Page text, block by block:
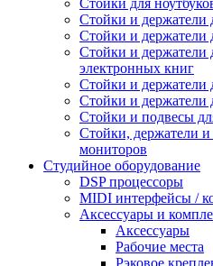
Стойки для
Стойки и держатели
Стойки и держатели
Стойки и держатели
электронных книг
Стойки и держатели
Стойки и держатели
Стойки и подвесы
Стойки, держатели
мониторов
Студийное оборудование
DSP процессоры
MIDI интерфейсы /
Аксессуары и
Аксессуары
Рабочие места
Рэковое